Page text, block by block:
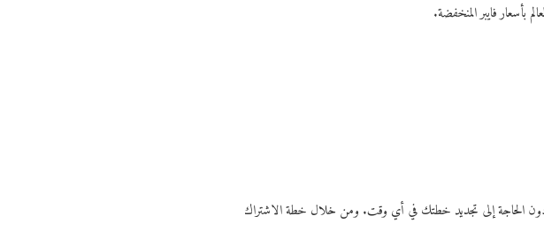
دون الحاجة إلى تجديد خطتك في أي وقت. ومن خلال خطة الاشتراك